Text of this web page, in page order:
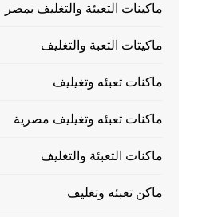
ماكينات التعبئة والتغليف بمصر
ماكيتات التعبة والتغليف
ماكنات تعبئه وتغيليف
ماكنات تعبئه وتغيليف مصرية
ماكنات التعبئة والتغليف
ماكن تعبئه وتغليف